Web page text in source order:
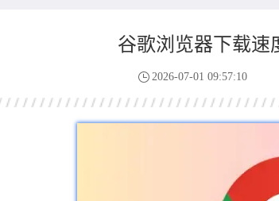
谷歌浏览器下载速
2026-07-01 09:57:10